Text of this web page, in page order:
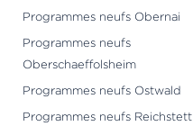
Programmes neufs Obernai
Programmes neufs
Oberschaeffolsheim
Programmes neufs Ostwald
Programmes neufs Reichstett